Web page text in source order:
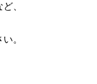
、
。